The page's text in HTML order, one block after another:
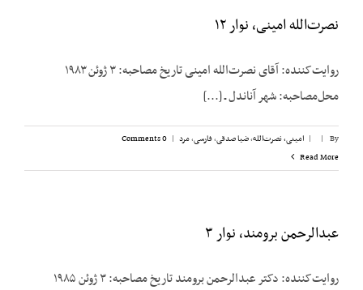
نصرت‌الله امینی، نوار ۱۲
روایت‌کننده: آقای نصرت‌الله امینی تاریخ مصاحبه: ۳ ژوئن ۱۹۸۳
محل‌مصاحبه: شهر آناندل ـ [...]
By
|
| امینی، نصرت‌الله,ضیا صدقی,فارسی,مرد |
0 Comments
Read More
عبدالرحمن برومند، نوار ۳
روایت‌کننده: دکتر عبدالرحمن برومند تاریخ مصاحبه: ۳ ژوئن ۱۹۸۵